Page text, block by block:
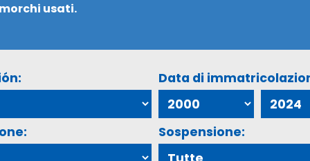
usati.
Data di
Sospensione: